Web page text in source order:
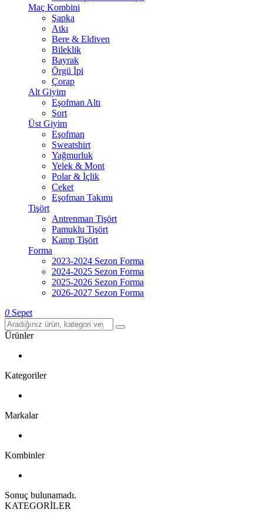
Maç Kombini
Şapka
Atkı
Bere & Eldiven
Bileklik
Bayrak
Örgü İpi
Çorap
Alt Giyim
Eşofman Altı
Şort
Üst Giyim
Eşofman
Sweatshirt
Yağmurluk
Yelek & Mont
Polar & İçlik
Ceket
Eşofman Takımı
Tişört
Antrenman Tişört
Pamuklu Tişört
Kamp Tişört
Forma
2023-2024 Sezon Forma
2024-2025 Sezon Forma
2025-2026 Sezon Forma
2026-2027 Sezon Forma
0 Sepet
Ürünler
Kategoriler
Markalar
Kombinler
Sonuç bulunamadı.
KATEGORİLER